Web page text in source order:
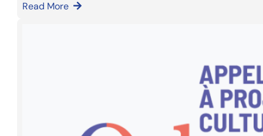
Read More